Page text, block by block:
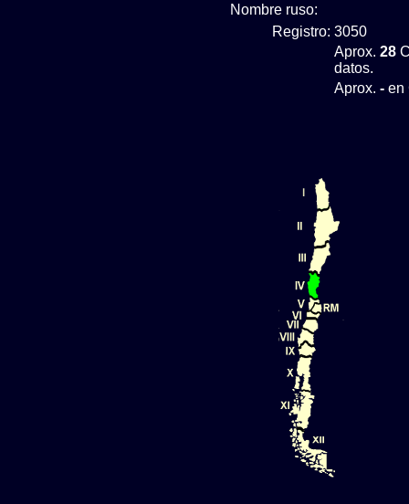
Nombre ruso:
Registro: 3050
Aprox. 28
datos.
Aprox. - en